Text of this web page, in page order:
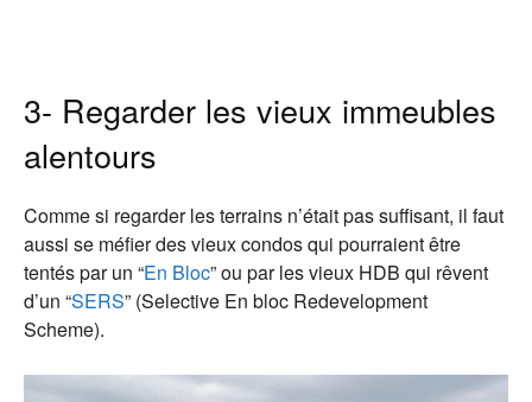
3- Regarder les vieux immeubles
alentours
Comme si regarder les terrains n’était pas suffisant, il faut
aussi se méfier des vieux condos qui pourraient être
tentés par un “En Bloc” ou par les vieux HDB qui rêvent
d’un “SERS” (Selective En bloc Redevelopment
Scheme).